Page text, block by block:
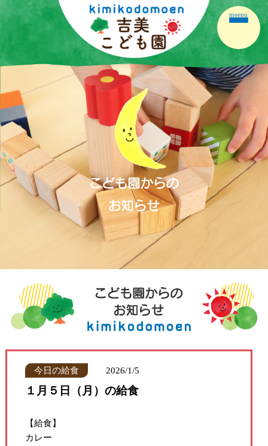
ホーム 園の紹介
園の生活 保育の内容
こども園だより 保護者
meenu
今日の給食 2026/1/5
１月５日（月）の給食
【給食】
カレー